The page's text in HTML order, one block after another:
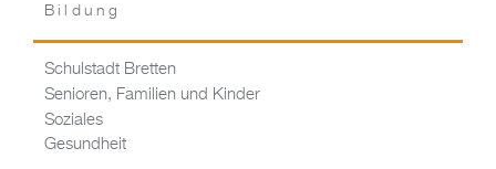
Bildung
Schulstadt Bretten
Senioren, Familien und Kinder
Soziales
Gesundheit